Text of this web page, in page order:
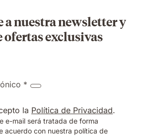
a nuestra newsletter y
ofertas exclusivas
*
la Política de Privacidad.
e-mail será tratada de forma
acuerdo con nuestra política de